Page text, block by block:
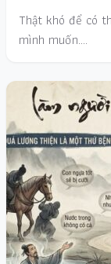
Thật khó để có
mình muốn.…